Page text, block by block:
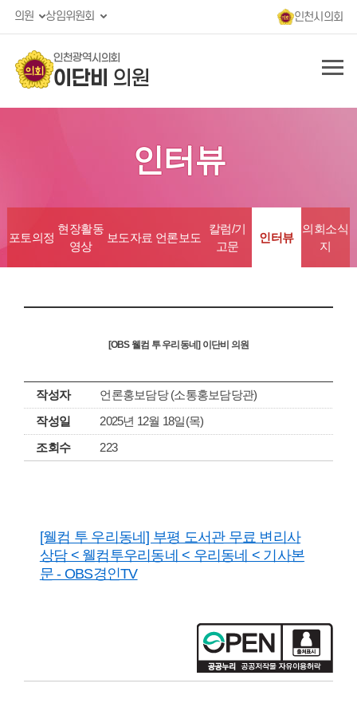
의원 상임위원회 인천시의회
인천광역시의회
이단비 의원
인터뷰
포토의정
현장활동
영상
보도자료 언론보도
칼럼/기
고문
인터뷰
의회소식
지
[OBS 웰컴 투 우리동네] 이단비 의원
작성자
언론홍보담당 (소통홍보담당관)
작성일
2025년 12월 18일(목)
조회수
223
[웰컴 투 우리동네] 부평 도서관 무료 변리사
상담 < 웰컴투우리동네 < 우리동네 < 기사본
문 - OBS경인TV